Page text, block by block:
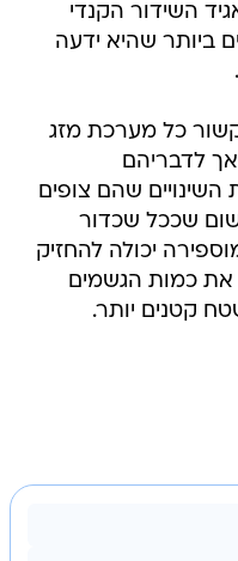
השידור הקנדי
ביותר שהיא ידעה
כל מערכת מזג
אך לדבריהם
שהם צופים
שככל שכדור
יכולה להחזיק
את כמות הגשמים
קטנים יותר.